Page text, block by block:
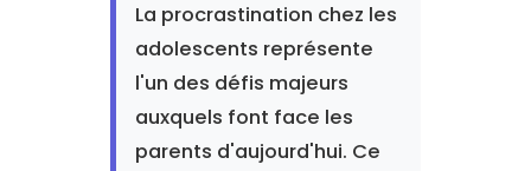
La procrastination chez les
adolescents représente
l'un des défis majeurs
auxquels font face les
parents d'aujourd'hui. Ce